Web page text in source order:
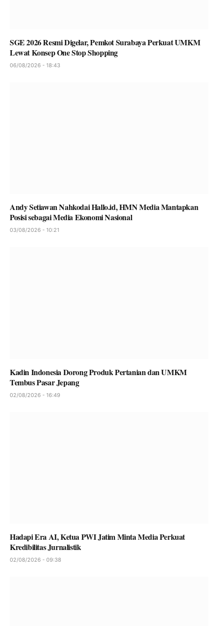
SGE 2026 Resmi Digelar, Pemkot Surabaya Perkuat UMKM
Lewat Konsep One Stop Shopping
06/08/2026 - 18:43
Andy Setiawan Nahkodai Hallo.id, HMN Media Mantapkan
Posisi sebagai Media Ekonomi Nasional
03/08/2026 - 10:21
Kadin Indonesia Dorong Produk Pertanian dan UMKM
Tembus Pasar Jepang
02/08/2026 - 16:49
Hadapi Era AI, Ketua PWI Jatim Minta Media Perkuat
Kredibilitas Jurnalistik
02/08/2026 - 09:38